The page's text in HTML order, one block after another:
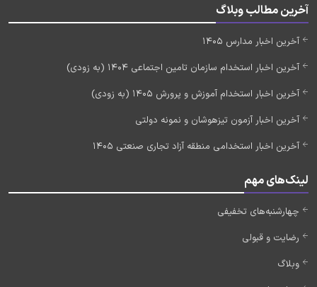
آخرین مطالب وبلاگ
آخرین اخبار مدارس 1405
آخرین اخبار استخدام سازمان تامین اجتماعی 1404 (به زودی)
آخرین اخبار استخدام آموزش و پرورش 1405 (به زودی)
آخرین اخبار آزمون تیزهوشان و نمونه دولتی
آخرین اخبار استخدامی منطقه آزاد تجاری صنعتی 1405
لینک‌های مهم
چهارشنبه‌های تخفیفی
رضایت و قبولی
وبلاگ